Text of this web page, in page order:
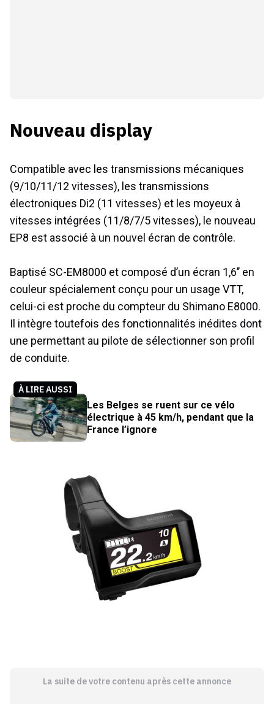
Nouveau display
Compatible avec les transmissions mécaniques
(9/10/11/12 vitesses), les transmissions
électroniques Di2 (11 vitesses) et les moyeux à
vitesses intégrées (11/8/7/5 vitesses), le nouveau
EP8 est associé à un nouvel écran de contrôle.
Baptisé SC-EM8000 et composé d’un écran 1,6’’ en
couleur spécialement conçu pour un usage VTT,
celui-ci est proche du compteur du Shimano E8000.
Il intègre toutefois des fonctionnalités inédites dont
une permettant au pilote de sélectionner son profil
de conduite.
À LIRE AUSSI
Les Belges se ruent sur ce vélo
électrique à 45 km/h, pendant que la
France l’ignore
La suite de votre contenu après cette annonce